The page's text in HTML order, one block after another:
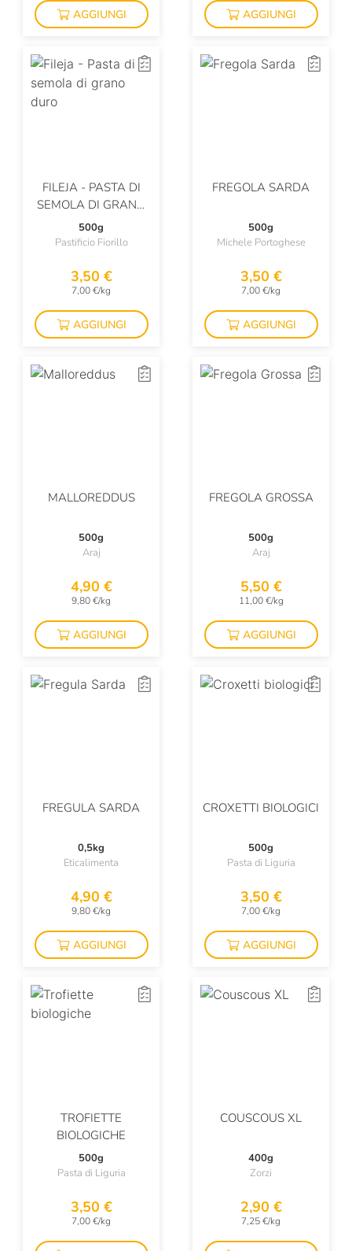
AGGIUNGI AGGIUNGI
FILEJA - PASTA DI
SEMOLA DI GRANO
DURO
500g
Pastificio Fiorillo
3,50 €
7,00 €/kg
AGGIUNGI
FREGOLA SARDA
500g
Michele Portoghese
3,50 €
7,00 €/kg
AGGIUNGI
MALLOREDDUS
500g
Araj
4,90 €
9,80 €/kg
AGGIUNGI
FREGOLA GROSSA
500g
Araj
5,50 €
11,00 €/kg
AGGIUNGI
FREGULA SARDA
0,5kg
Eticalimenta
4,90 €
9,80 €/kg
AGGIUNGI
CROXETTI BIOLOGICI
500g
Pasta di Liguria
3,50 €
7,00 €/kg
AGGIUNGI
TROFIETTE
BIOLOGICHE
500g
Pasta di Liguria
3,50 €
7,00 €/kg
COUSCOUS XL
400g
Zorzi
2,90 €
7,25 €/kg